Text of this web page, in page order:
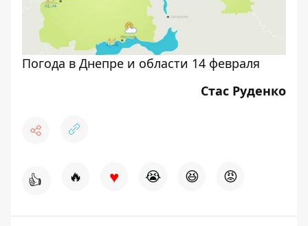
Погода в Днепре и области 14 февраля
Стас Руденко
👍 🔥 ♥ 😭 😆 😡